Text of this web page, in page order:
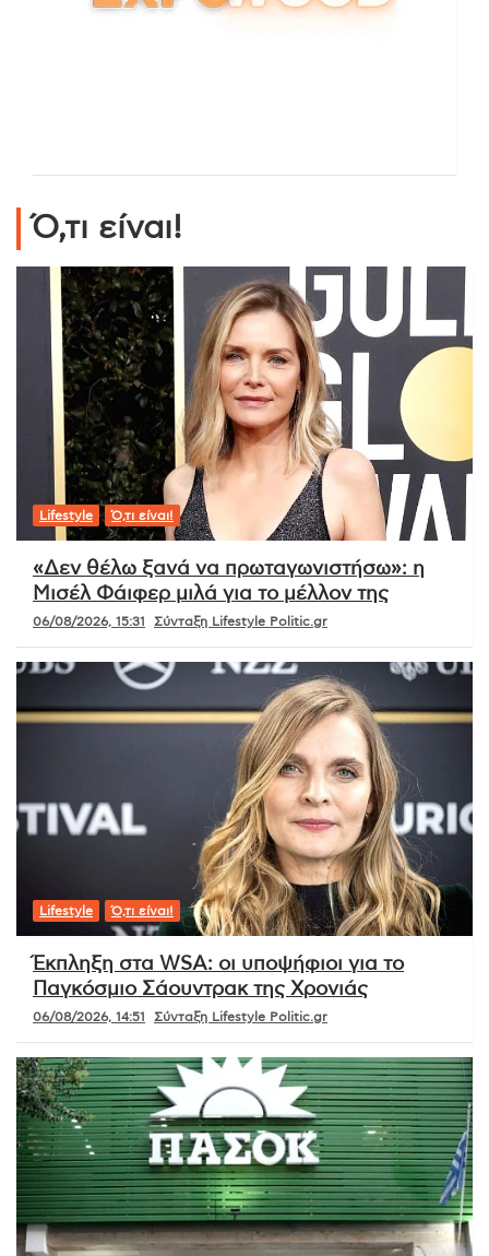
Ό,τι είναι!
Lifestyle Ό,τι είναι!
«Δεν θέλω ξανά να πρωταγωνιστήσω»: η
Μισέλ Φάιφερ μιλά για το μέλλον της
06/08/2026, 15:31 Σύνταξη Lifestyle Politic.gr
Lifestyle Ό,τι είναι!
Έκπληξη στα WSA: οι υποψήφιοι για το
Παγκόσμιο Σάουντρακ της Χρονιάς
06/08/2026, 14:51 Σύνταξη Lifestyle Politic.gr